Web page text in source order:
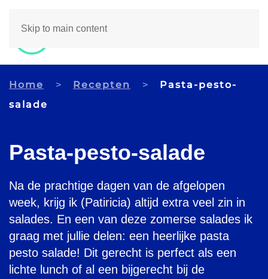
Skip to main content
Home Recepten
Pasta-pesto-
salade
Pasta-pesto-salade
Na de prachtige dagen van de afgelopen
week, krijg ik (Patiricia) altijd extra veel zin in
salades. En een van deze zomerse salades ik
graag met jullie delen: een heerlijke pasta
pesto salade! Dit gerecht is perfect als een
lichte lunch of al een bijgerecht bij de